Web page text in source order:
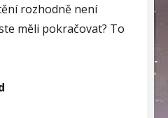
rozhodně není
měli pokračovat? To